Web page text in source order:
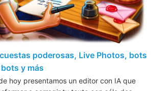
poderosas, Live Photos, bots
y más
hoy presentamos un editor con IA que